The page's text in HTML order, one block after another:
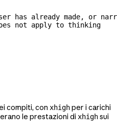
has already made, or
not apply to thinking
compiti, con xhighper i carichi
le prestazioni di xhighsui